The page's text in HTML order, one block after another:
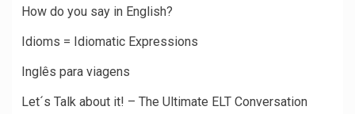
How do you say in English?
Idioms = Idiomatic Expressions
Inglês para viagens
Let´s Talk about it! – The Ultimate ELT Conversation